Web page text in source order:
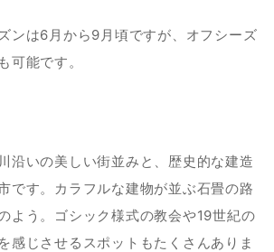
食の魅力を感じるグルメ探訪
トワインを飲み比べ！ワイナリー巡り
大衆民謡のファドを楽しむ
ンは6月から9月頃ですが、オフシーズ
可能です。
沿いの美しい街並みと、歴史的な建造
です。カラフルな建物が並ぶ石畳の路
よう。ゴシック様式の教会や19世紀の
感じさせるスポットもたくさんありま